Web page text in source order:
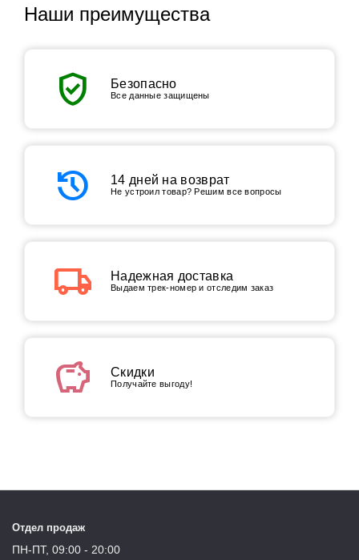
Наши преимущества
verified_user Безопасно
Все данные защищены
history 14 дней на возврат
Не устроил товар? Решим все вопросы
local_shipping Надежная доставка
Выдаем трек-номер и отследим заказ
savings Скидки
Получайте выгоду!
Отдел продаж
ПН-ПТ, 09:00 - 20:00